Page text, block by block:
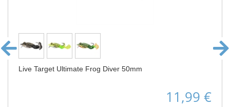
Live Target Ultimate Frog Diver 50mm
11,99 €